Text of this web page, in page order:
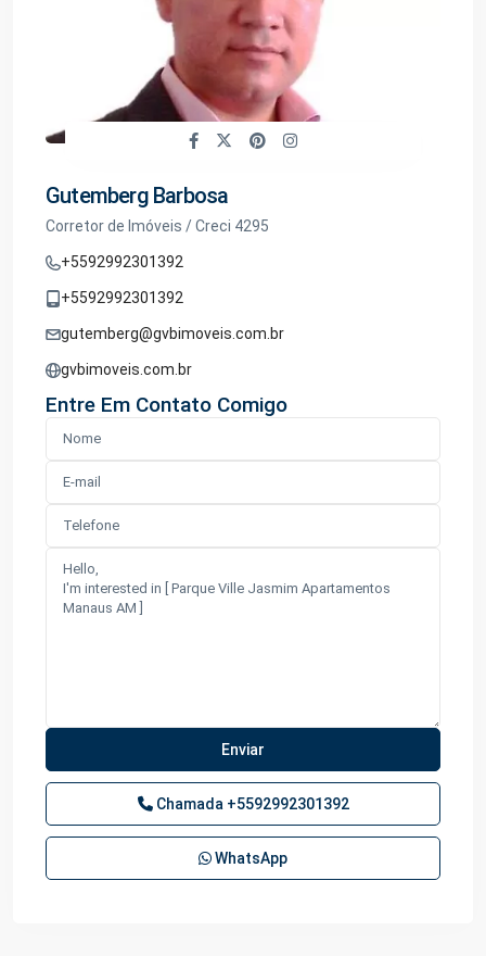
Gutemberg Barbosa
Corretor de Imóveis / Creci 4295
+5592992301392
+5592992301392
gutemberg@gvbimoveis.com.br
gvbimoveis.com.br
Entre Em Contato Comigo
Chamada +5592992301392
WhatsApp